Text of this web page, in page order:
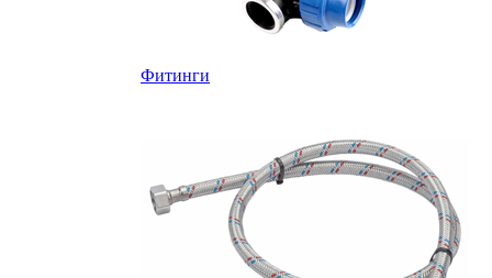
Фитинги